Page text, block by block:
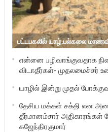
பட்டபகலில் யாழ்.பல்கலை
என்னை பழிவாங்குவதாக
விடாதீர்கள்- முதலமைச்சர்
யாழில் இன்று முதல்
தேசிய மக்கள் சக்தி என
தீர்மானம்சார் அதிகாரங்கள்
கஜேந்திரகுமார்